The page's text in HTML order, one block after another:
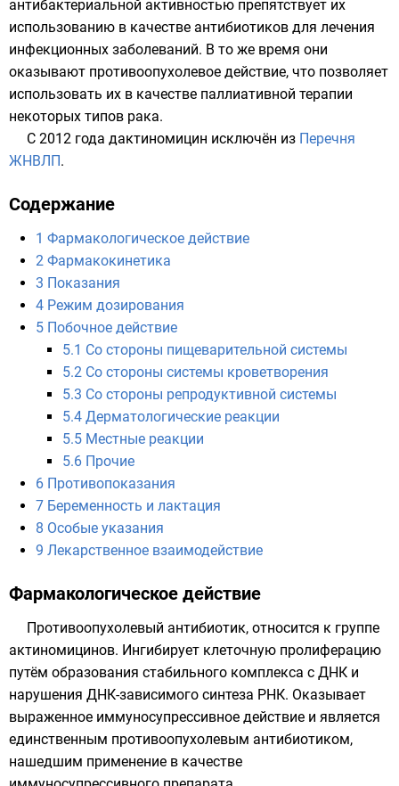
антибактериальной активностью препятствует их
использованию в качестве антибиотиков для лечения
инфекционных заболеваний. В то же время они
оказывают противоопухолевое действие, что позволяет
использовать их в качестве паллиативной терапии
некоторых типов рака.
С 2012 года дактиномицин исключён из Перечня
ЖНВЛП.
Содержание
1 Фармакологическое действие
2 Фармакокинетика
3 Показания
4 Режим дозирования
5 Побочное действие
5.1 Со стороны пищеварительной системы
5.2 Со стороны системы кроветворения
5.3 Со стороны репродуктивной системы
5.4 Дерматологические реакции
5.5 Местные реакции
5.6 Прочие
6 Противопоказания
7 Беременность и лактация
8 Особые указания
9 Лекарственное взаимодействие
Фармакологическое действие
Противоопухолевый антибиотик, относится к группе
актиномицинов. Ингибирует клеточную пролиферацию
путём образования стабильного комплекса с ДНК и
нарушения ДНК-зависимого синтеза РНК. Оказывает
выраженное иммуносупрессивное действие и является
единственным противоопухолевым антибиотиком,
нашедшим применение в качестве